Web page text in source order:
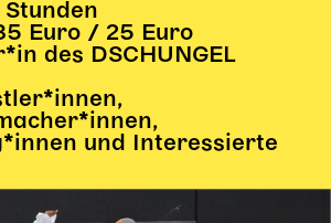
Stunden
Euro / 25 Euro
des DSCHUNGEL
und Interessierte